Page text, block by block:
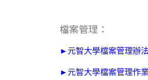
檔案管理：
►元智大學檔案管理辦法
►元智大學檔案管理作